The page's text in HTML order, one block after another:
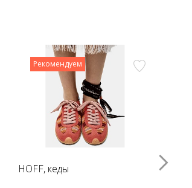
Рекомендуем
HOFF, кеды